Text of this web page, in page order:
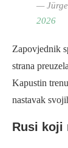
—
2026
Zapovjednik
strana
Kapustin
nastavak
Rusi koji